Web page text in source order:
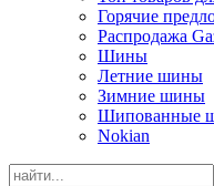
Горячие
Распродажа
Шины
Летние шины
Зимние шины
Шипованные
Nokian